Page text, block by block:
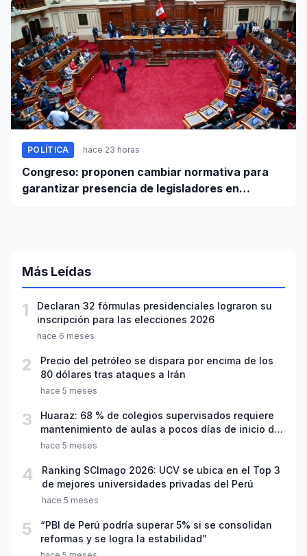
POLÍTICA hace 23 horas
Congreso: proponen cambiar normativa para
garantizar presencia de legisladores en
Más Leídas
1
Declaran 32 fórmulas presidenciales lograron su
inscripción para las elecciones 2026
hace 6 meses
2
Precio del petróleo se dispara por encima de los
80 dólares tras ataques a Irán
hace 5 meses
3
Huaraz: 68 % de colegios supervisados requiere
mantenimiento de aulas a pocos días de inicio del
año escolar 2026
hace 5 meses
4
Ranking SCImago 2026: UCV se ubica en el Top 3
de mejores universidades privadas del Perú
hace 5 meses
5
“PBI de Perú podría superar 5% si se consolidan
reformas y se logra la estabilidad”